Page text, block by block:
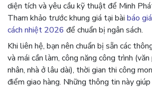
diện tích và yêu cầu kỹ thuật để Minh
Tham khảo trước khung giá tại bài báo
cách nhiệt 2026 để chuẩn bị ngân sách.
Khi liên hệ, bạn nên chuẩn bị sẵn các
và mái cần làm, công năng công trình (văn
nhân, nhà ở lâu dài), thời gian thi công
điểm giao hàng. Những thông tin này